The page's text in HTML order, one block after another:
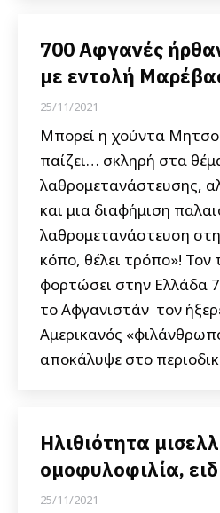
700 Αφγανές
με εντολή
25/11/2021
Μπορεί η χούντα
παίζει… σκληρή στα
λαθρομετανάστευσης,
και μια διαφήμιση
λαθρομετανάστευση
κόπο, θέλει τρόπο»!
φορτώσει στην Ελλάδα
το Αφγανιστάν τον
Αμερικανός
αποκάλυψε στο
Ηλιθιότητα
ομοφυλοφιλία,
25/11/2021